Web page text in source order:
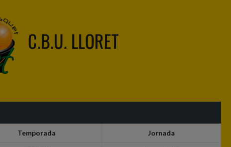
C.B.U. LLORET
Temporada Jornada